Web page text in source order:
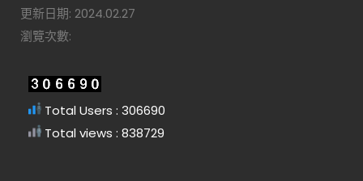
更新日期: 2024.02.27
瀏覽次數:
Total Users : 306690
Total views : 838729